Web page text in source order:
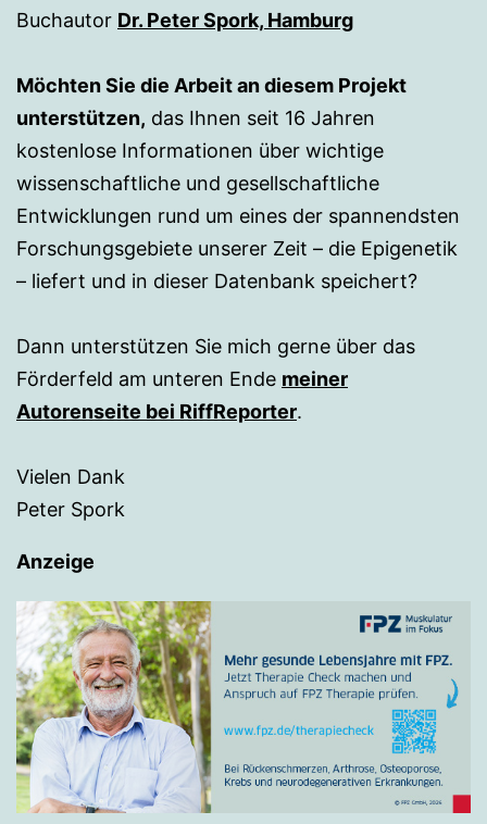
Buchautor Dr. Peter Spork, Hamburg
Möchten Sie die Arbeit an diesem Projekt
unterstützen, das Ihnen seit 16 Jahren
kostenlose Informationen über wichtige
wissenschaftliche und gesellschaftliche
Entwicklungen rund um eines der spannendsten
Forschungsgebiete unserer Zeit – die Epigenetik
– liefert und in dieser Datenbank speichert?
Dann unterstützen Sie mich gerne über das
Förderfeld am unteren Ende meiner
Autorenseite bei RiffReporter.
Vielen Dank
Peter Spork
Anzeige